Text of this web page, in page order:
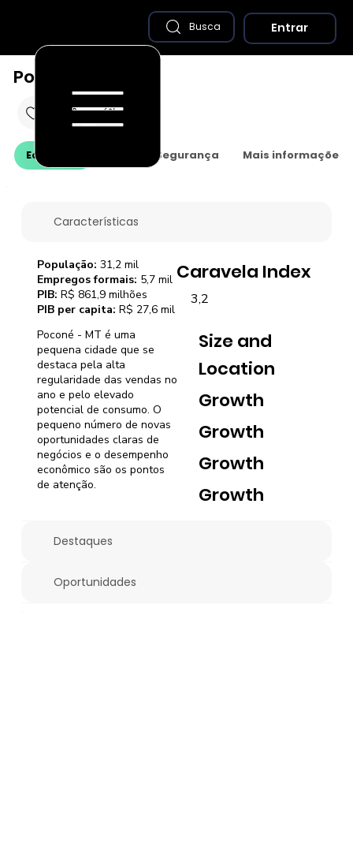
Características
Poconé - MT é uma
pequena cidade que se
destaca pela alta
regularidade das vendas no
ano e pelo elevado
potencial de consumo. O
pequeno número de novas
oportunidades claras de
negócios e o desempenho
econômico são os pontos
de atenção.
Caravela Index
3,2
Size and
Location
Growth
Growth
Growth
Growth
População: 31,2 mil
Empregos formais: 5,7 mil
PIB: R$ 861,9 milhões
PIB per capita: R$ 27,6 mil
Destaques
Oportunidades
Economia Saúde e Segurança Mais informações
Poconé - MT
Busca Entrar